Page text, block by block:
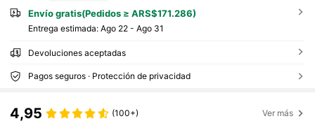
Envío gratis(Pedidos ≥ ARS$171.286)
Entrega estimada: Ago 22 - Ago 31
Devoluciones aceptadas
Pagos seguros · Protección de privacidad
4,95 (100+) Ver más